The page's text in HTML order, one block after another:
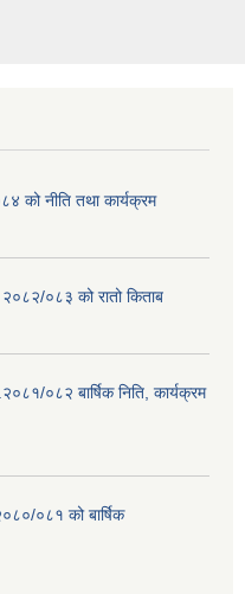
को नीति तथा कार्यक्रम
०८३ को रातो किताब
०८२ बार्षिक निति, कार्यक्रम
०८१ को बार्षिक